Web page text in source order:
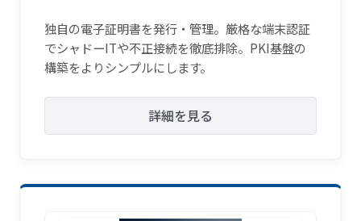
独自の電子証明書を発行・管理。厳格な端末認証
でシャドーITや不正接続を徹底排除。PKI基盤の
構築をよりシンプルにします。
詳細を見る